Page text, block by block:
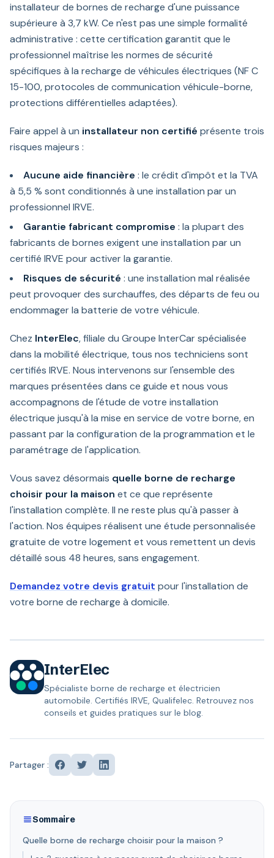
installateur de bornes de recharge d'une puissance
supérieure à 3,7 kW. Ce n'est pas une simple formalité
administrative : cette certification garantit que le
professionnel maîtrise les normes de sécurité
spécifiques à la recharge de véhicules électriques (NF C
15-100, protocoles de communication véhicule-borne,
protections différentielles adaptées).
Faire appel à un installateur non certifié présente trois
risques majeurs :
Aucune aide financière : le crédit d'impôt et la TVA
à 5,5 % sont conditionnés à une installation par un
professionnel IRVE.
Garantie fabricant compromise : la plupart des
fabricants de bornes exigent une installation par un
certifié IRVE pour activer la garantie.
Risques de sécurité : une installation mal réalisée
peut provoquer des surchauffes, des départs de feu ou
endommager la batterie de votre véhicule.
Chez InterElec, filiale du Groupe InterCar spécialisée
dans la mobilité électrique, tous nos techniciens sont
certifiés IRVE. Nous intervenons sur l'ensemble des
marques présentées dans ce guide et nous vous
accompagnons de l'étude de votre installation
électrique jusqu'à la mise en service de votre borne, en
passant par la configuration de la programmation et le
paramétrage de l'application.
Vous savez désormais quelle borne de recharge
choisir pour la maison et ce que représente
l'installation complète. Il ne reste plus qu'à passer à
l'action. Nos équipes réalisent une étude personnalisée
gratuite de votre logement et vous remettent un devis
détaillé sous 48 heures, sans engagement.
Demandez votre devis gratuit pour l'installation de
votre borne de recharge à domicile.
InterElec
Spécialiste borne de recharge et électricien
automobile. Certifiés IRVE, Qualifelec. Retrouvez nos
conseils et guides pratiques sur le blog.
Partager :
Sommaire
Quelle borne de recharge choisir pour la maison ?